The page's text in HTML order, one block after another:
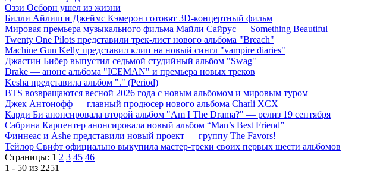
Оззи Осборн ушел из жизни
Билли Айлиш и Джеймс Кэмерон готовят 3D-концертный фильм
Мировая премьера музыкального фильма Майли Сайрус — Something Beautiful
Twenty One Pilots представили трек-лист нового альбома "Breach"
Machine Gun Kelly представил клип на новый сингл "vampire diaries"
Джастин Бибер выпустил седьмой студийный альбом "Swag"
Drake — анонс альбома "ICEMAN" и премьера новых треков
Kesha представила альбом "." (Period)
BTS возвращаются весной 2026 года с новым альбомом и мировым туром
Джек Антонофф — главный продюсер нового альбома Charli XCX
Карди Би анонсировала второй альбом "Am I The Drama?" — релиз 19 сентября
Сабрина Карпентер анонсировала новый альбом “Man’s Best Friend”
Финнеас и Ashe представили новый проект — группу The Favors!
Тейлор Свифт официально выкупила мастер-треки своих первых шести альбомов
Страницы: 1 2 3 45 46
1 - 50 из 2251